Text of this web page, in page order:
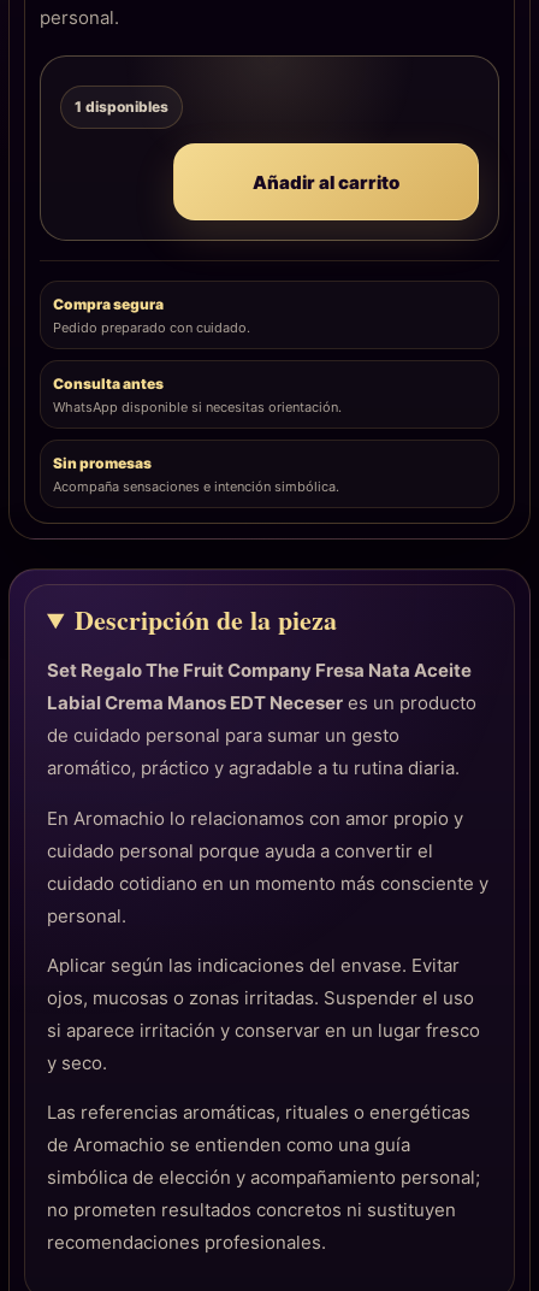
personal.
1 disponibles
Añadir al carrito
Compra segura
Pedido preparado con cuidado.
Consulta antes
WhatsApp disponible si necesitas orientación.
Sin promesas
Acompaña sensaciones e intención simbólica.
Descripción de la pieza
Set Regalo The Fruit Company Fresa Nata Aceite
Labial Crema Manos EDT Neceser es un producto
de cuidado personal para sumar un gesto
aromático, práctico y agradable a tu rutina diaria.
En Aromachio lo relacionamos con amor propio y
cuidado personal porque ayuda a convertir el
cuidado cotidiano en un momento más consciente y
personal.
Aplicar según las indicaciones del envase. Evitar
ojos, mucosas o zonas irritadas. Suspender el uso
si aparece irritación y conservar en un lugar fresco
y seco.
Las referencias aromáticas, rituales o energéticas
de Aromachio se entienden como una guía
simbólica de elección y acompañamiento personal;
no prometen resultados concretos ni sustituyen
recomendaciones profesionales.